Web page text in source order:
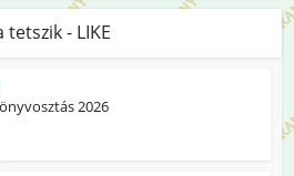
tetszik - LIKE
2026